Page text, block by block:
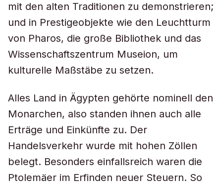
mit den alten Traditionen zu demonstrieren;
und in Prestigeobjekte wie den Leuchtturm
von Pharos, die große Bibliothek und das
Wissenschaftszentrum Museion, um
kulturelle Maßstäbe zu setzen.
Alles Land in Ägypten gehörte nominell den
Monarchen, also standen ihnen auch alle
Erträge und Einkünfte zu. Der
Handelsverkehr wurde mit hohen Zöllen
belegt. Besonders einfallsreich waren die
Ptolemäer im Erfinden neuer Steuern. So